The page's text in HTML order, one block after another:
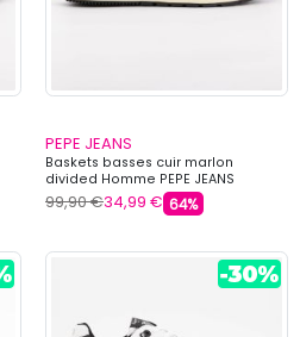
PEPE JEANS
Baskets basses cuir marlon
divided Homme PEPE JEANS
99,90 €34,99 € 64%